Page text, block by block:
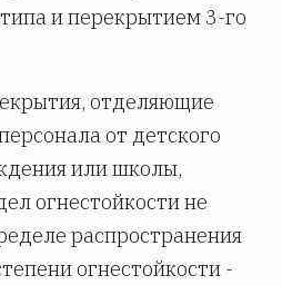
и перекрытием 3-го
отделяющие
от детского
или школы,
огнестойкости не
распространения
огнестойкости -